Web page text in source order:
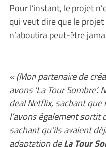
Pour l’instant, le projet
qui veut dire que le
n’aboutira peut-être
« (Mon partenaire de
avons ‘La Tour
deal Netflix, sachant
l’avons également sortit
sachant qu’ils avaient
adaptation deLa Tour